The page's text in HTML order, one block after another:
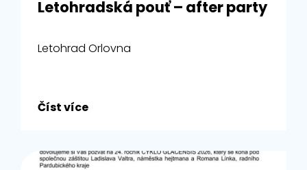
Letohradská pouť – after party
Letohrad Orlovna
Číst více